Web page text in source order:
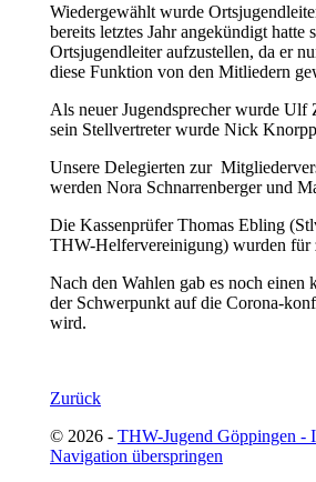
Wiedergewählt wurde
bereits letztes Jahr angekündigt
Ortsjugendleiter aufzustellen, da er
diese Funktion von den Mitliedern
Als neuer Jugendsprecher wurde
sein Stellvertreter wurde Nick
Unsere Delegierten zur
werden Nora Schnarrenberger und
Die Kassenprüfer Thomas Ebling
THW-Helfervereinigung) wurden für
Nach den Wahlen gab es noch einen
der Schwerpunkt auf die Corona-
wird.
Zurück
© 2026 - THW-Jugend Göppingen -
Navigation überspringen